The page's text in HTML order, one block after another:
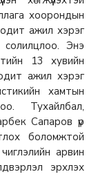
хоорондын
ажил хэрэг
солилцлоо. Энэ
13 хувийн
ажил хэрэг
хамтын
Тухайлбал,
Сапаров үр
боломжтой
арвин
эрхлэх